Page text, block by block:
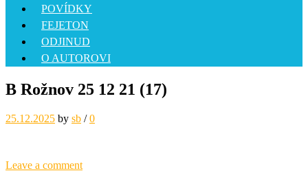
POVÍDKY
FEJETON
ODJINUD
O AUTOROVI
B Rožnov 25 12 21 (17)
25.12.2025 by sb / 0
Leave a comment